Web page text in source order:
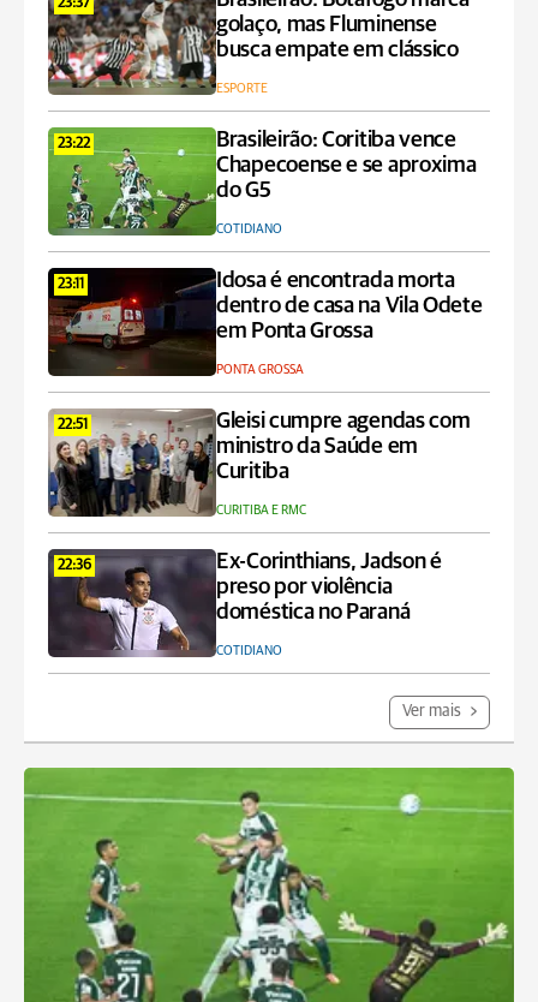
23:37
golaço, mas Fluminense
busca empate em clássico
ESPORTE
23:22
Brasileirão: Coritiba vence
Chapecoense e se aproxima
do G5
COTIDIANO
23:11
Idosa é encontrada morta
dentro de casa na Vila Odete
em Ponta Grossa
PONTA GROSSA
22:51
Gleisi cumpre agendas com
ministro da Saúde em
Curitiba
CURITIBA E RMC
22:36
Ex-Corinthians, Jadson é
preso por violência
doméstica no Paraná
COTIDIANO
Ver mais